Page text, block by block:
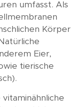
umfasst. Als
Körper
Eier,
tierische